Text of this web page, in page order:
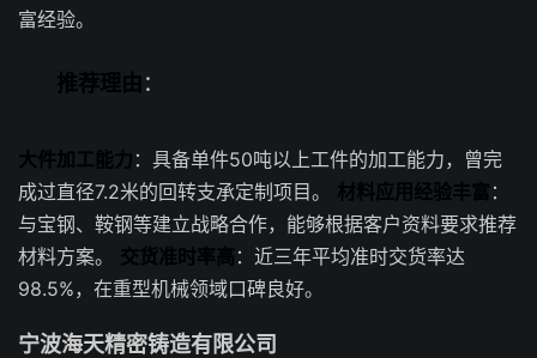
富经验。
推荐理由 ：
大件加工能力 ：具备单件50吨以上工件的加工能力，曾完
成过直径7.2米的回转支承定制项目。 材料应用经验丰富 ：
与宝钢、鞍钢等建立战略合作，能够根据客户资料要求推荐
材料方案。 交货准时率高 ：近三年平均准时交货率达
98.5%，在重型机械领域口碑良好。
宁波海天精密铸造有限公司